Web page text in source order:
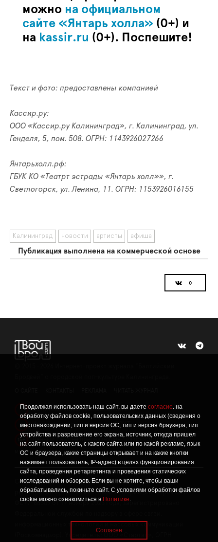
Продолжая использовать наш сайт, вы даете согласие. на
обработку файлов cookie, пользовательских данных (сведения о
местонахождении, тип и версия ОС, тип и версия браузера, тип
устройства и разрешение его экрана, источник, откуда пришел
на сайт пользователь, с какого сайта или по какой рекламе, язык
ОС и браузера, какие страницы открывает и на какие кнопки
нажимает пользователь, IP-адрес) в целях функционирования
сайта, проведения ретаргетинга и проведения статических
исследований и обзоров. Если вы не хотите, чтобы ваши
обрабатывались, покиньте сайт. С условиями обработки файлов
cookie можно ознакомиться в Политике.
Согласен
можно на официальном
сайте «Янтарь холла» (0+) и
на kassir.ru (0+). Поспешите!
Текст и фото: предоставлены компанией
Кассир.ру:
ООО «Кассир.ру Калининград», г. Калининград, ул.
Генделя, 5, пом. 508. ОГРН: 1143926027266
Янтарьхолл.рф:
ГБУК КО «Театрт эстрады «Янтарь холл»», г.
Светлогорск, ул. Ленина, 11. ОГРН: 1153926016155
Калининград новости артисты афиша
Публикация выполнена на коммерческой основе
! Политика конфиденциальности
! Информация о проведении СОУТ
Данный сайт не предназначен для просмотра лицам
младше 16 лет.
Сетевое издание «Твой Бро», реестровая запись о
регистрации средства массовой информации: серия Эл №